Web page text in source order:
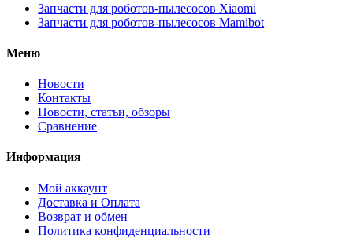
Запчасти для роботов-пылесосов Xiaomi
Запчасти для роботов-пылесосов Mamibot
Меню
Новости
Контакты
Новости, статьи, обзоры
Сравнение
Информация
Мой аккаунт
Доставка и Оплата
Возврат и обмен
Политика конфиденциальности